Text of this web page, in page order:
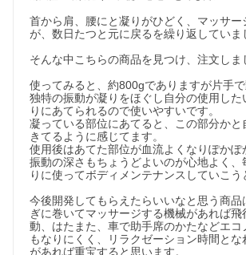
首から肩、腰にと凝りがひどく、マッサー
が、数日たつと元に戻るを繰り返していま
そんな中こちらの商品を見つけ、注文しま
使ってみると、約800gでありますが片手で
独特の振動が凝りをほぐし自分の使用した
りにあてられるので使いやすいです。
凝っている部位にあてると、この部分かと
きてるように感じてます。
使用後はあてた部位が血流よくなりぽかぽ
振動の深さもちょうどよいのが心地よく、
りに使ってボディメンテナンスしていこう
今後開発してもらえたらいいなと思う商品
ぎに巻いてマッサージする機械があれば飛
動、はたまた、車で助手席のかたなどエコ
もなりにくく、リラクゼーション時間と
があれば重宝すると思います。